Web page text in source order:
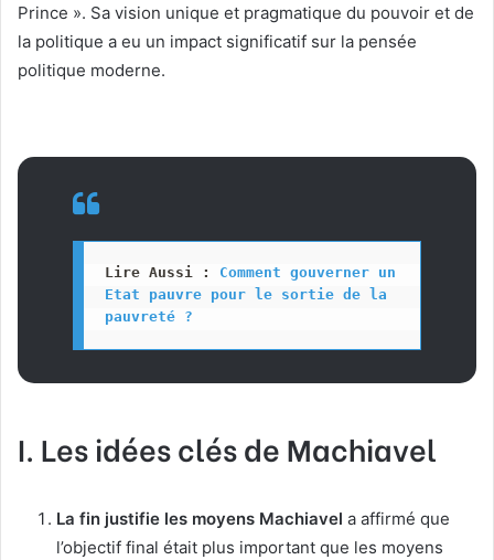
Prince ». Sa vision unique et pragmatique du pouvoir et de
la politique a eu un impact significatif sur la pensée
politique moderne.
Lire Aussi : Comment gouverner un
Etat pauvre pour le sortie de la
pauvreté ?
I. Les idées clés de Machiavel
La fin justifie les moyens Machiavel a affirmé que
l’objectif final était plus important que les moyens